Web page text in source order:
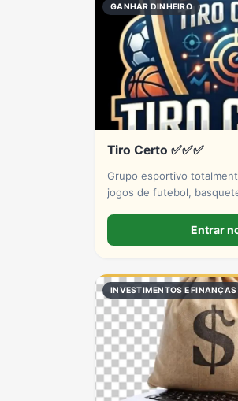
GANHAR DINHEIRO
Tiro Certo ✅✅✅
Grupo esportivo
jogos de futebol,
parte dessa história tá
Entrar
INVESTIMENTOS E FINANÇAS